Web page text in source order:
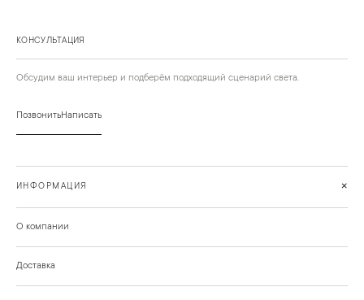
КОНСУЛЬТАЦИЯ
Обсудим ваш интерьер и подберём подходящий сценарий света.
ПозвонитьНаписать
ИНФОРМАЦИЯ +
О компании
Доставка